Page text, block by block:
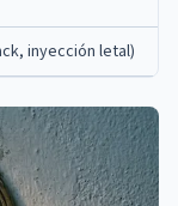
inyección letal)